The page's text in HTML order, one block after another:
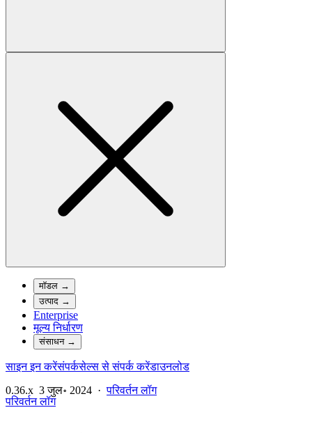
मॉडल →
उत्पाद →
Enterprise
मूल्य निर्धारण
संसाधन→
साइन इन करेंसंपर्कसेल्स से संपर्क करेंडाउनलोड
0.36.x 3 जुल॰ 2024 ·परिवर्तन लॉग
परिवर्तन लॉग